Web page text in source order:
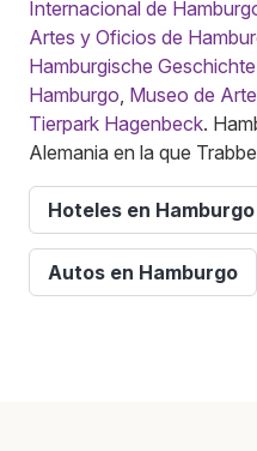
Internacional de
Artes y Oficios de
Hamburgische Geschichte
Hamburgo Museo de
Tierpark Hagenbeck.
Alemania en la que
Hoteles en Hamburgo
Autos en Hamburgo